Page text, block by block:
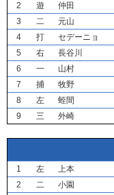
2
遊
仲田
3
二
元山
4
打
セデーニョ
5
右
長谷川
6
一
山村
7
捕
牧野
8
左
蛭間
9
三 外崎
1 左
上本
2
二
小園